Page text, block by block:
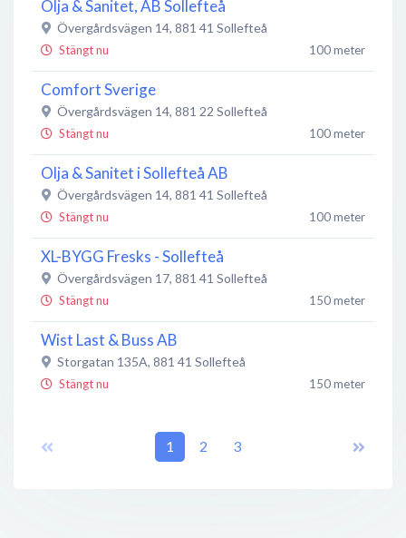
Olja & Sanitet, AB Sollefteå
Övergårdsvägen 14, 881 41 Sollefteå
Stängt nu 100 meter
Comfort Sverige
Övergårdsvägen 14, 881 22 Sollefteå
Stängt nu 100 meter
Olja & Sanitet i Sollefteå AB
Övergårdsvägen 14, 881 41 Sollefteå
Stängt nu 100 meter
XL-BYGG Fresks - Sollefteå
Övergårdsvägen 17, 881 41 Sollefteå
Stängt nu 150 meter
Wist Last & Buss AB
Storgatan 135A, 881 41 Sollefteå
Stängt nu 150 meter
881 41 Sollefteå
1 2 3